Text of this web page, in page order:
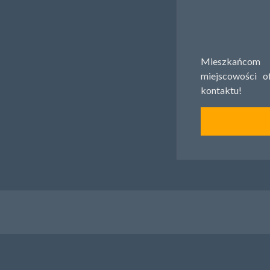
Mieszkańcom
miejscowości
kontaktu!